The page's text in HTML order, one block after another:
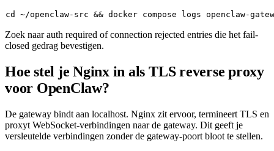
cd ~/openclaw-src && docker compose logs openclaw-
Zoek naarauth required ofconnection rejected entries die het fail-
closed gedrag bevestigen.
Hoe stel je Nginx in als TLS reverse proxy
voor OpenClaw?
De gateway bindt aan localhost. Nginx zit ervoor, termineert TLS en
proxyt WebSocket-verbindingen naar de gateway. Dit geeft je
versleutelde verbindingen zonder de gateway-poort bloot te stellen.